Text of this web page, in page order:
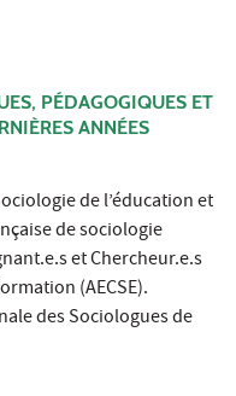
PÉDAGOGIQUES ET
ANNÉES
de l’éducation et
de sociologie
et Chercheur.e.s
(AECSE).
des Sociologues de